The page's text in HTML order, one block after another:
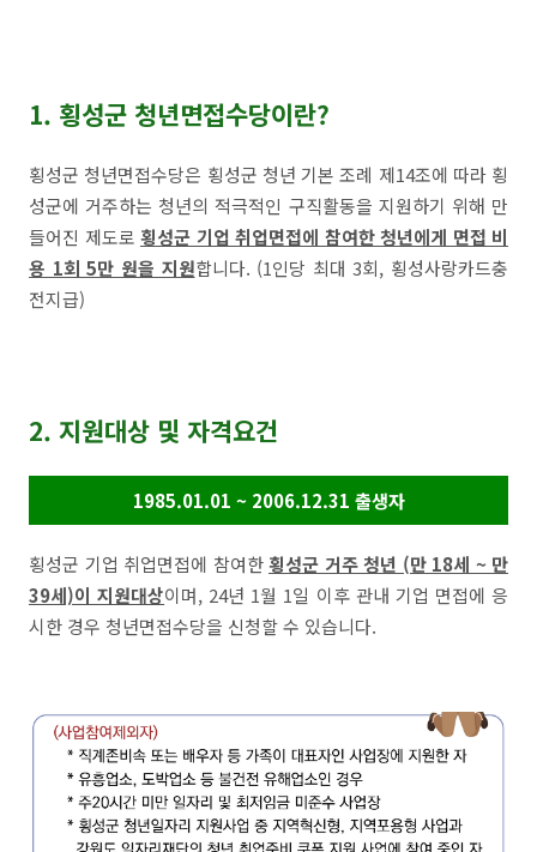
1. 횡성군 청년면접수당이란?
횡성군 청년면접수당은 횡성군 청년 기본 조례 제14조에 따라 횡
성군에 거주하는 청년의 적극적인 구직활동을 지원하기 위해 만
들어진 제도로 횡성군 기업 취업면접에 참여한 청년에게 면접 비
용 1회 5만 원을 지원합니다. (1인당 최대 3회, 횡성사랑카드충
전지급)
2. 지원대상 및 자격요건
1985.01.01 ~ 2006.12.31 출생자
횡성군 기업 취업면접에 참여한횡성군 거주 청년 (만 18세 ~ 만
39세)이 지원대상이며, 24년 1월 1일 이후 관내 기업 면접에 응
시한 경우 청년면접수당을 신청할 수 있습니다.